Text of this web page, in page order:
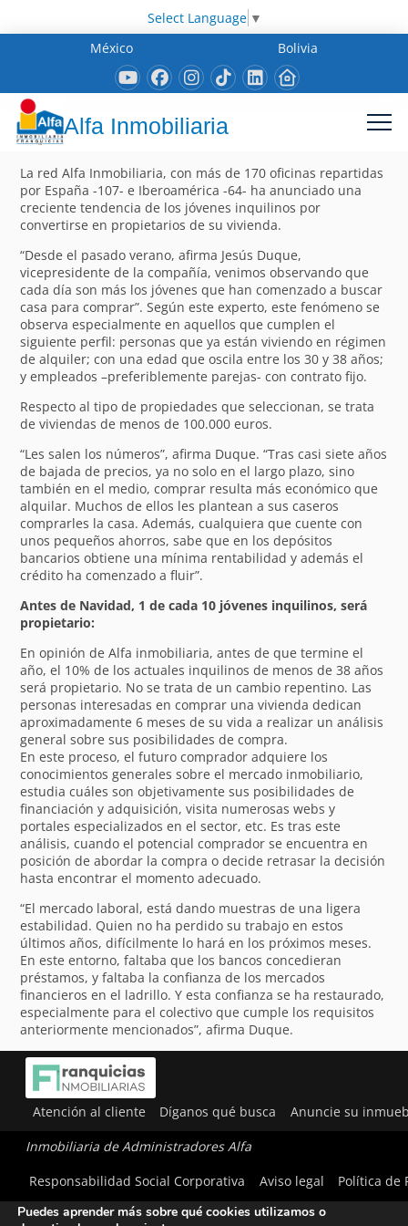
Select Language ▼
México
Bolivia
Alfa Inmobiliaria
La red Alfa Inmobiliaria, con más de 170 oficinas repartidas
por España -107- e Iberoamérica -64- ha anunciado una
creciente tendencia de los jóvenes inquilinos por
convertirse en propietarios de su vivienda.
“Desde el pasado verano, afirma Jesús Duque,
vicepresidente de la compañía, venimos observando que
cada día son más los jóvenes que han comenzado a buscar
casa para comprar”. Según este experto, este fenómeno se
observa especialmente en aquellos que cumplen el
siguiente perfil: personas que ya están viviendo en régimen
de alquiler; con una edad que oscila entre los 30 y 38 años;
y empleados –preferiblemente parejas- con contrato fijo.
Respecto al tipo de propiedades que seleccionan, se trata
de viviendas de menos de 100.000 euros.
“Les salen los números”, afirma Duque. “Tras casi siete años
de bajada de precios, ya no solo en el largo plazo, sino
también en el medio, comprar resulta más económico que
alquilar. Muchos de ellos les plantean a sus caseros
comprarles la casa. Además, cualquiera que cuente con
unos pequeños ahorros, sabe que en los depósitos
bancarios obtiene una mínima rentabilidad y además el
crédito ha comenzado a fluir”.
Antes de Navidad, 1 de cada 10 jóvenes inquilinos, será
propietario:
En opinión de Alfa inmobiliaria, antes de que termine el
año, el 10% de los actuales inquilinos de menos de 38 años
será propietario. No se trata de un cambio repentino. Las
personas interesadas en comprar una vivienda dedican
aproximadamente 6 meses de su vida a realizar un análisis
general sobre sus posibilidades de compra.
En este proceso, el futuro comprador adquiere los
conocimientos generales sobre el mercado inmobiliario,
estudia cuáles son objetivamente sus posibilidades de
financiación y adquisición, visita numerosas webs y
portales especializados en el sector, etc. Es tras este
análisis, cuando el potencial comprador se encuentra en
posición de abordar la compra o decide retrasar la decisión
hasta encontrar el momento adecuado.
“El mercado laboral, está dando muestras de una ligera
estabilidad. Quien no ha perdido su trabajo en estos
últimos años, difícilmente lo hará en los próximos meses.
En este entorno, faltaba que los bancos concedieran
préstamos, y faltaba la confianza de los mercados
financieros en el ladrillo. Y esta confianza se ha restaurado,
especialmente para el colectivo que cumple los requisitos
anteriormente mencionados”, afirma Duque.
Atención al cliente Díganos qué busca Anuncie su
Inmobiliaria de Administradores Alfa
Responsabilidad Social Corporativa
Aviso legal Política de
Utilizamos cookies para ofrecerte la mejor experiencia en
Puedes aprender más sobre qué cookies utilizamos o